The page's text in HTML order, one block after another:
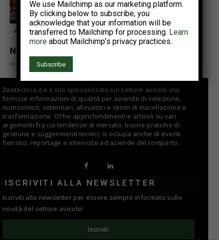
Aziende
Natura Step: la parola ai risultati
Marzo 5, 2020
Zootecnica.it è il sito specializzato sul settore avicolo che
fornisce informazioni di qualità per aziende di selezione,
nutrizionisti, veterinari, allevatori e centri di macellazione e
trasformazione. Offre approfondimenti e articoli su vari
argomenti fra cui tendenze di mercato, buone pratiche di
gestione e suggerimenti tecnici; si occupa anche di eventi
fieristici, reportage e interviste ad aziende del comparto.
ISCRIVITI ALLA NEWSLETTER
Iscriviti alla newsletter per essere sempre informato sulle
novità del settore avicolo!
Iscriviti
We use Mailchimp as our marketing platform.
By clicking below to subscribe, you
acknowledge that your information will be
transferred to Mailchimp for processing. Learn
more about Mailchimp’s privacy practices.